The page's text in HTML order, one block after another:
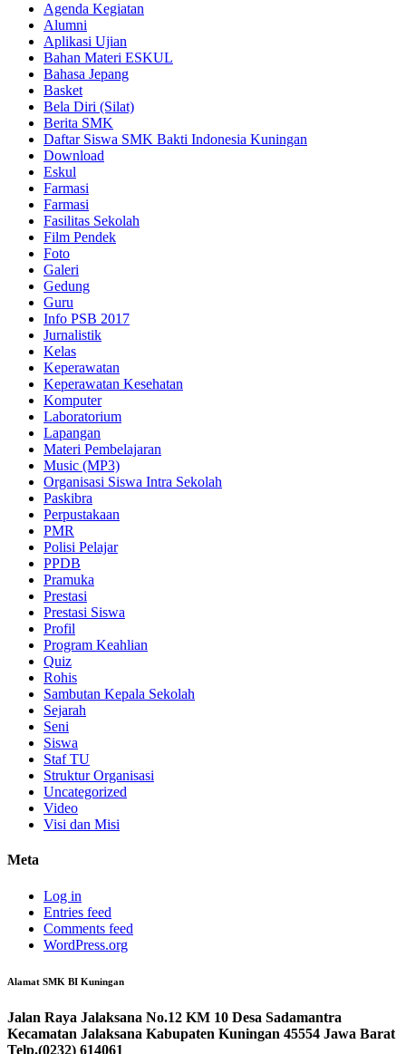
Agenda Kegiatan
Alumni
Aplikasi Ujian
Bahan Materi ESKUL
Bahasa Jepang
Basket
Bela Diri (Silat)
Berita SMK
Daftar Siswa SMK Bakti Indonesia Kuningan
Download
Eskul
Farmasi
Farmasi
Fasilitas Sekolah
Film Pendek
Foto
Galeri
Gedung
Guru
Info PSB 2017
Jurnalistik
Kelas
Keperawatan
Keperawatan Kesehatan
Komputer
Laboratorium
Lapangan
Materi Pembelajaran
Music (MP3)
Organisasi Siswa Intra Sekolah
Paskibra
Perpustakaan
PMR
Polisi Pelajar
PPDB
Pramuka
Prestasi
Prestasi Siswa
Profil
Program Keahlian
Quiz
Rohis
Sambutan Kepala Sekolah
Sejarah
Seni
Siswa
Staf TU
Struktur Organisasi
Uncategorized
Video
Visi dan Misi
Meta
Log in
Entries feed
Comments feed
WordPress.org
Alamat SMK BI Kuningan
Jalan Raya Jalaksana No.12 KM 10 Desa Sadamantra
Kecamatan Jalaksana Kabupaten Kuningan 45554 Jawa Barat
Telp.(0232) 614061